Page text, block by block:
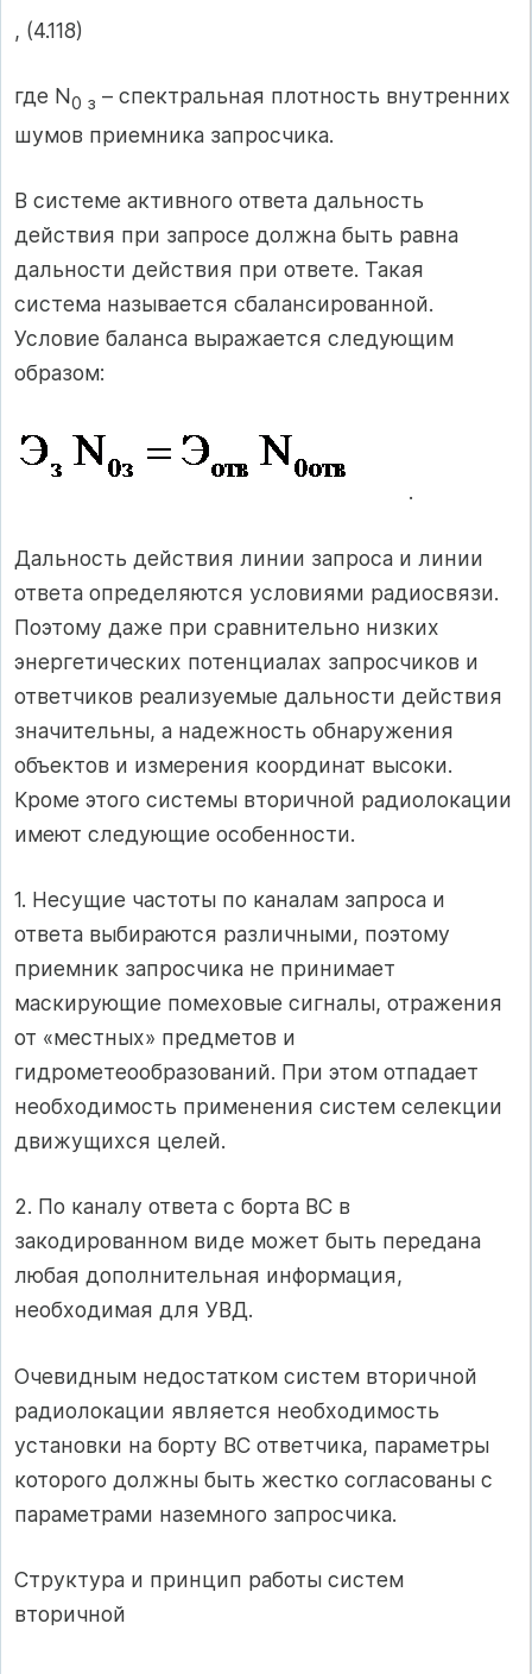
, (4.118)
где N0 з – спектральная плотность внутренних
шумов приемника запросчика.
В системе активного ответа дальность
действия при запросе должна быть равна
дальности действия при ответе. Такая
система называется сбалансированной.
Условие баланса выражается следующим
образом:
.
Дальность действия линии запроса и линии
ответа определяются условиями радиосвязи.
Поэтому даже при сравнительно низких
энергетических потенциалах запросчиков и
ответчиков реализуемые дальности действия
значительны, а надежность обнаружения
объектов и измерения координат высоки.
Кроме этого системы вторичной радиолокации
имеют следующие особенности.
1. Несущие частоты по каналам запроса и
ответа выбираются различными, поэтому
приемник запросчика не принимает
маскирующие помеховые сигналы, отражения
от «местных» предметов и
гидрометеообразований. При этом отпадает
необходимость применения систем селекции
движущихся целей.
2. По каналу ответа с борта ВС в
закодированном виде может быть передана
любая дополнительная информация,
необходимая для УВД.
Очевидным недостатком систем вторичной
радиолокации является необходимость
установки на борту ВС ответчика, параметры
которого должны быть жестко согласованы с
параметрами наземного запросчика.
Структура и принцип работы систем
вторичной